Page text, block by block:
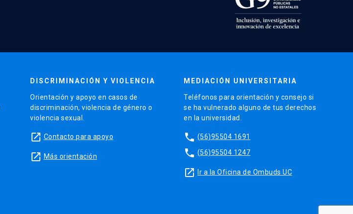
DISCRIMINACIÓN Y VIOLENCIA
Orientación y apoyo en casos de
discriminación, violencia de género o
violencia sexual.
launch Contacto para apoyo
launch Más orientación
MEDIACIÓN UNIVERSITARIA
Teléfonos para orientación y consejo si
se ha vulnerado alguno de tus derechos
en la universidad.
phone (56)95504 1691
phone (56)95504 1247
launch Ir a la Oficina de Ombuds UC